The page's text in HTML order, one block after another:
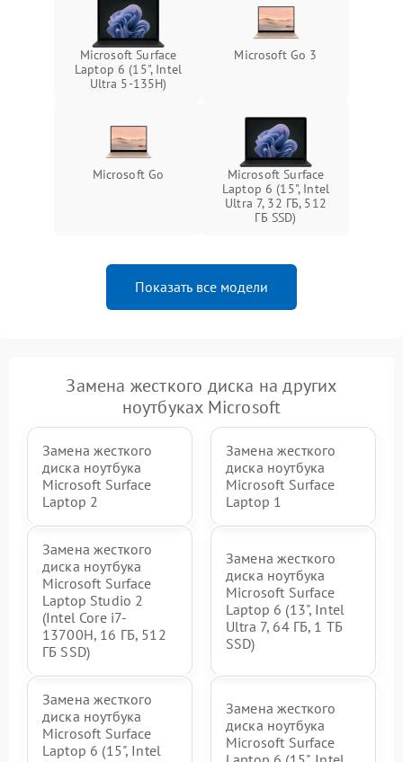
Microsoft Surface
Laptop 6 (15", Intel
Ultra 5-135H)
Microsoft Go 3
Microsoft Go
Microsoft Surface
Laptop 6 (15", Intel
Ultra 7, 32 ГБ, 512
ГБ SSD)
Показать все модели
Замена жесткого диска на других
ноутбуках Microsoft
Замена жесткого
диска ноутбука
Microsoft Surface
Laptop 2
Замена жесткого
диска ноутбука
Microsoft Surface
Laptop 1
Замена жесткого
диска ноутбука
Microsoft Surface
Laptop Studio 2
(Intel Core i7-
13700H, 16 ГБ, 512
ГБ SSD)
Замена жесткого
диска ноутбука
Microsoft Surface
Laptop 6 (13", Intel
Ultra 7, 64 ГБ, 1 ТБ
SSD)
Замена жесткого
диска ноутбука
Microsoft Surface
Laptop 6 (15", Intel
Замена жесткого
диска ноутбука
Microsoft Surface